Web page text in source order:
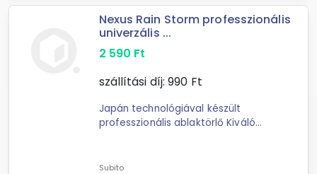
Nexus Rain Storm professzionális
univerzális ...
2 590 Ft
szállítási díj: 990 Ft
Japán technológiával készült
professzionális ablaktörlő Kiváló
felület, mosási ...
Subito